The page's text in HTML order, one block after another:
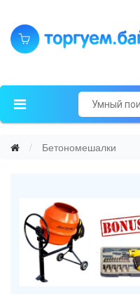
Бетономешалки